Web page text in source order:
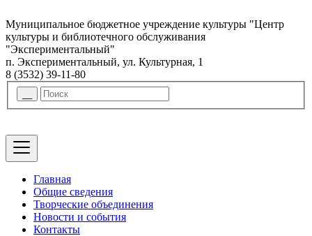
Муниципальное бюджетное учреждение культуры "Центр
культуры и библиотечного обслуживания
"Экспериментальный"
п. Экспериментальный, ул. Культурная, 1
8 (3532) 39-11-80
Главная
Общие сведения
Творческие объединения
Новости и события
Контакты